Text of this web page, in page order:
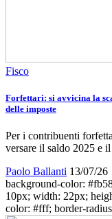
Fisco
Forfettari: si avvicina la
delle imposte
Per i contribuenti
versare il saldo 2025 e
Paolo Ballanti 13/07/26
background-color:
10px; width: 22px;
color: #fff; border-